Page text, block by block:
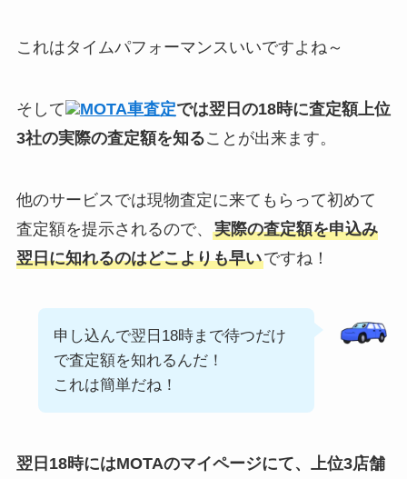
これはタイムパフォーマンスいいですよね～
そして MOTA車査定では翌日の18時に査定額上位
3社の実際の査定額を知ることが出来ます。
他のサービスでは現物査定に来てもらって初めて
査定額を提示されるので、 実際の査定額を申込み
翌日に知れるのはどこよりも早いですね！
申し込んで翌日18時まで待つだけ
で査定額を知れるんだ！
これは簡単だね！
翌日18時にはMOTAのマイページにて、上位3店舗